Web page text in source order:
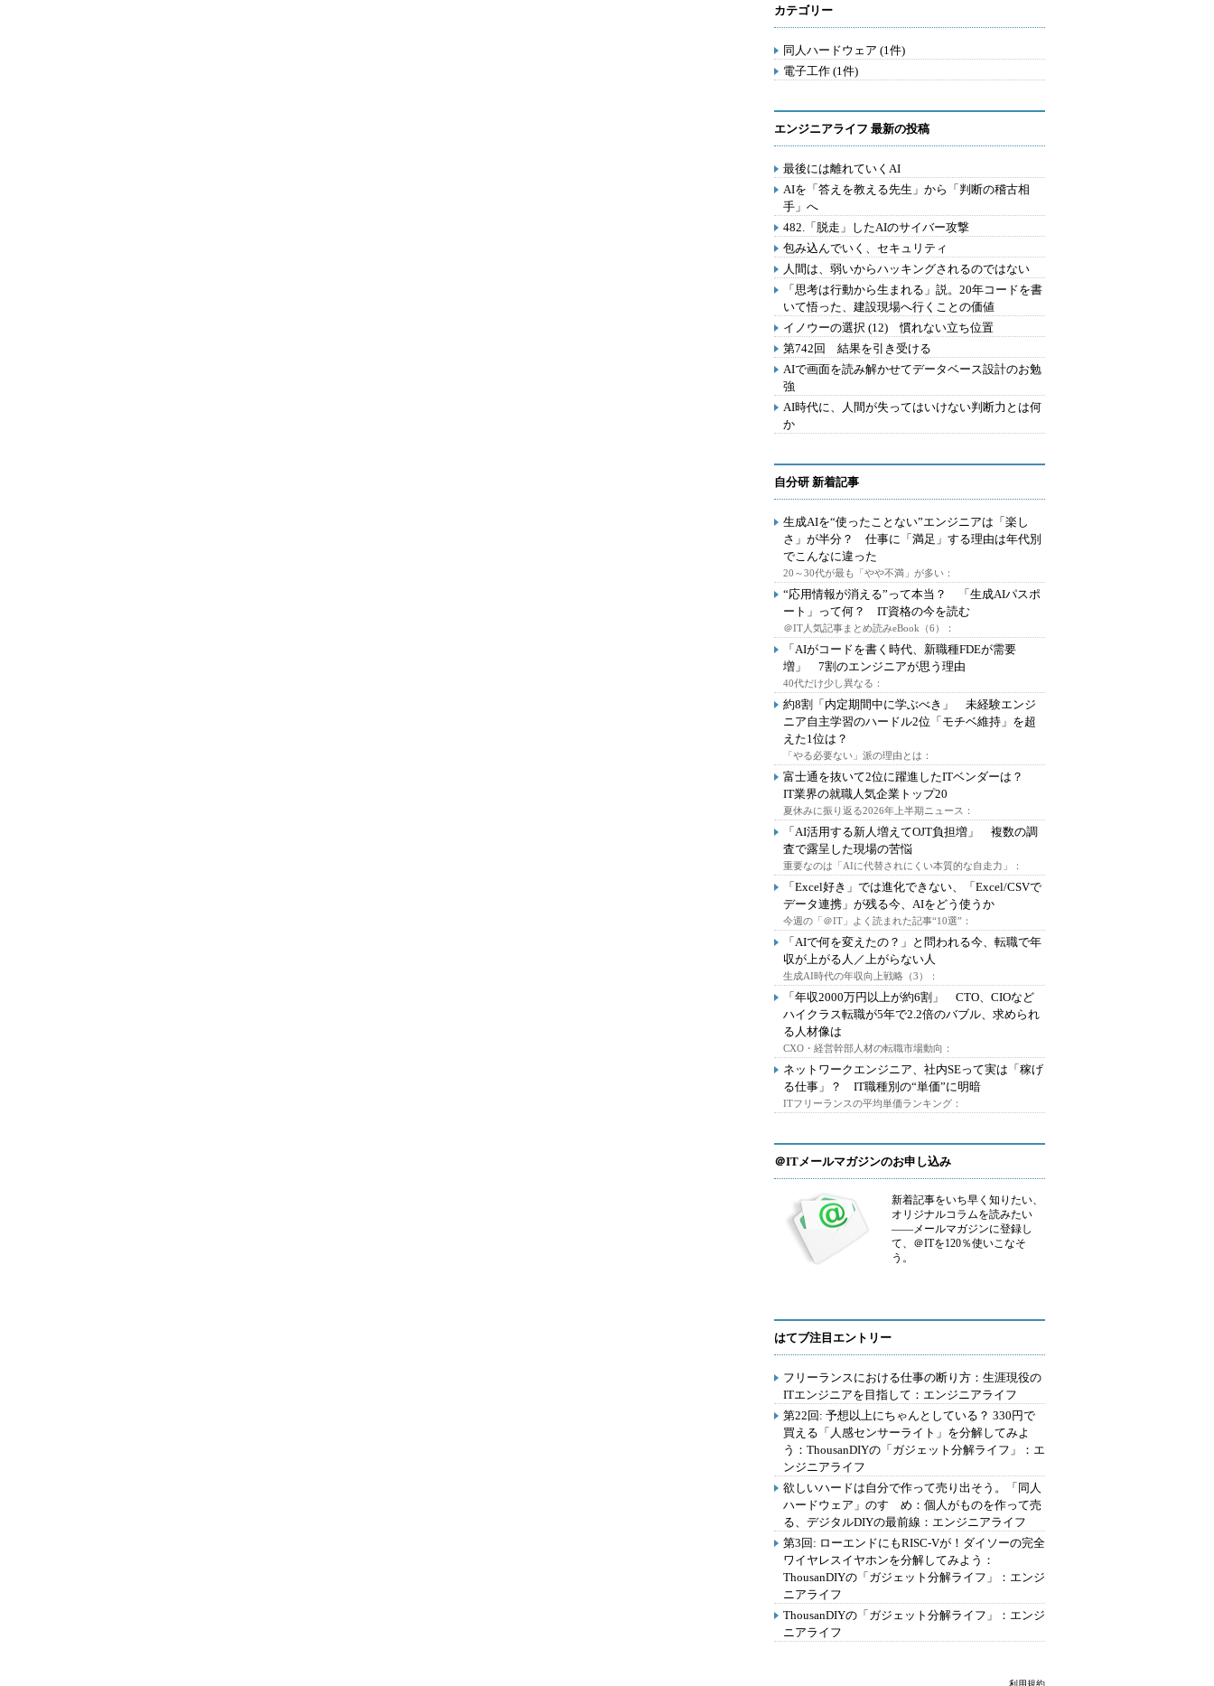
カテゴリー
同人ハードウェア (1件)
電子工作 (1件)
エンジニアライフ 最新の投稿
最後には離れていくAI
AIを「答えを教える先生」から「判断の稽古相
手」へ
482.「脱走」したAIのサイバー攻撃
包み込んでいく、セキュリティ
人間は、弱いからハッキングされるのではない
「思考は行動から生まれる」説。20年コードを書
いて悟った、建設現場へ行くことの価値
イノウーの選択 (12) 慣れない立ち位置
第742回 結果を引き受ける
AIで画面を読み解かせてデータベース設計のお勉
強
AI時代に、人間が失ってはいけない判断力とは何
か
自分研 新着記事
生成AIを“使ったことない”エンジニアは「楽し
さ」が半分？ 仕事に「満足」する理由は年代別
でこんなに違った
20～30代が最も「やや不満」が多い：
“応用情報が消える”って本当？ 「生成AIパスポ
ート」って何？ IT資格の今を読む
＠IT人気記事まとめ読みeBook（6）：
「AIがコードを書く時代、新職種FDEが需要
増」 7割のエンジニアが思う理由
40代だけ少し異なる：
約8割「内定期間中に学ぶべき」 未経験エンジ
ニア自主学習のハードル2位「モチベ維持」を超
えた1位は？
「やる必要ない」派の理由とは：
富士通を抜いて2位に躍進したITベンダーは？
IT業界の就職人気企業トップ20
夏休みに振り返る2026年上半期ニュース：
「AI活用する新人増えてOJT負担増」 複数の調
査で露呈した現場の苦悩
重要なのは「AIに代替されにくい本質的な自走力」：
「Excel好き」では進化できない、「Excel/CSVで
データ連携」が残る今、AIをどう使うか
今週の「＠IT」よく読まれた記事“10選”：
「AIで何を変えたの？」と問われる今、転職で年
収が上がる人／上がらない人
生成AI時代の年収向上戦略（3）：
「年収2000万円以上が約6割」 CTO、CIOなど
ハイクラス転職が5年で2.2倍のバブル、求められ
る人材像は
CXO・経営幹部人材の転職市場動向：
ネットワークエンジニア、社内SEって実は「稼げ
る仕事」？ IT職種別の“単価”に明暗
ITフリーランスの平均単価ランキング：
＠ITメールマガジンのお申し込み
新着記事をいち早く知りたい、
オリジナルコラムを読みたい
――メールマガジンに登録し
て、＠ITを120％使いこなそ
う。
はてブ注目エントリー
フリーランスにおける仕事の断り方：生涯現役の
ITエンジニアを目指して：エンジニアライフ
第22回: 予想以上にちゃんとしている？ 330円で
買える「人感センサーライト」を分解してみよ
う：ThousanDIYの「ガジェット分解ライフ」：エ
ンジニアライフ
欲しいハードは自分で作って売り出そう。「同人
ハードウェア」のすゝめ：個人がものを作って売
る、デジタルDIYの最前線：エンジニアライフ
第3回: ローエンドにもRISC-Vが！ダイソーの完全
ワイヤレスイヤホンを分解してみよう：
ThousanDIYの「ガジェット分解ライフ」：エンジ
ニアライフ
ThousanDIYの「ガジェット分解ライフ」：エンジ
ニアライフ
利用規約